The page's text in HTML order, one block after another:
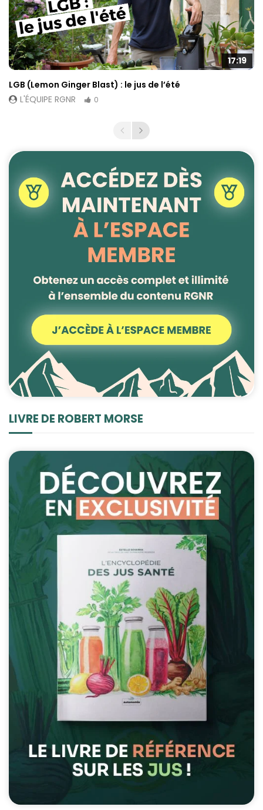
17:19
LGB (Lemon Ginger Blast) : le jus de l’été
L'ÉQUIPE RGNR
0
LIVRE DE ROBERT MORSE